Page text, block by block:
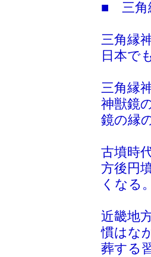
■ 三角
三角縁
日本で
三角縁
神獣鏡
鏡の縁
古墳時
方後円
くなる。
近畿地
慣はな
葬する